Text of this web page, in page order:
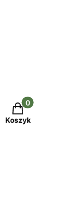
Produkty w
Koszyk